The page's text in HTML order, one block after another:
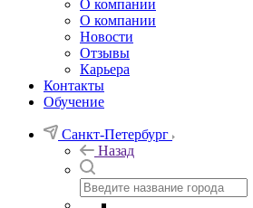
О компании
О компании
Новости
Отзывы
Карьера
Контакты
Обучение
Санкт-Петербург
Назад